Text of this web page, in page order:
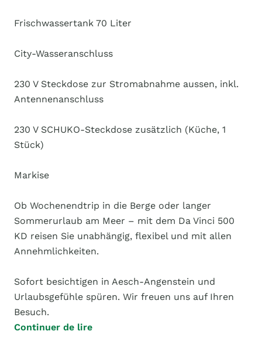
Frischwassertank 70 Liter
City-Wasseranschluss
230 V Steckdose zur Stromabnahme aussen, inkl.
Antennenanschluss
230 V SCHUKO-Steckdose zusätzlich (Küche, 1
Stück)
Markise
Ob Wochenendtrip in die Berge oder langer
Sommerurlaub am Meer – mit dem Da Vinci 500
KD reisen Sie unabhängig, flexibel und mit allen
Annehmlichkeiten.
Sofort besichtigen in Aesch-Angenstein und
Urlaubsgefühle spüren. Wir freuen uns auf Ihren
Besuch.
Continuer de lire